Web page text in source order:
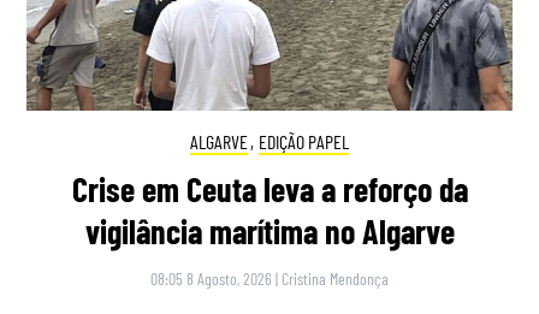
ALGARVE, EDIÇÃO PAPEL
Crise em Ceuta leva a reforço da
vigilância marítima no Algarve
08:05 8 Agosto, 2026 | Cristina Mendonça